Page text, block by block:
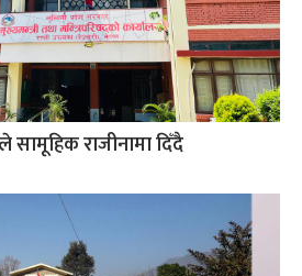
सामूहिक राजीनामा दिँदै